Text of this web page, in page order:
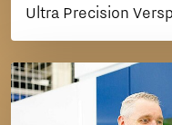
Ultra Precision